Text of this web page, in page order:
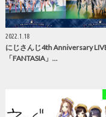
2022.1.18
にじさんじ4th Anniversary
「FANTASIA」…